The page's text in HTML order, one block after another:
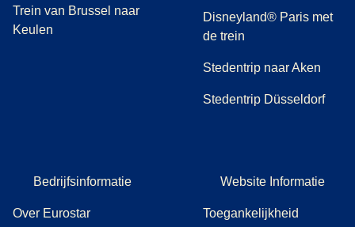
Trein van Brussel naar
Keulen
Disneyland® Paris met
de trein
Stedentrip naar Aken
Stedentrip Düsseldorf
Bedrijfsinformatie
Over Eurostar
Website Informatie
Toegankelijkheid